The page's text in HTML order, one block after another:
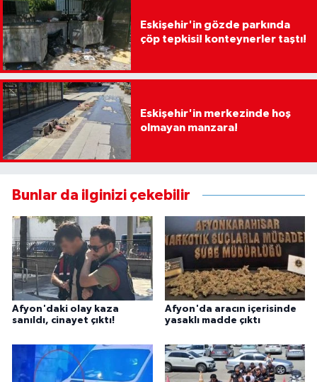
Eskişehir'in gözde parkında
çöp tepkisi! konteynerler taştı!
Eskişehir'in merkezinde hoş
olmayan manzara!
Bunlar da ilginizi çekebilir
Afyon'daki olay kaza
sanıldı, cinayet çıktı!
Afyon'da aracın içerisinde
yasaklı madde çıktı